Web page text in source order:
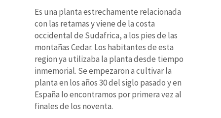
Es una planta estrechamente relacionada
con las retamas y viene de la costa
occidental de Sudafrica, a los pies de las
montañas Cedar. Los habitantes de esta
region ya utilizaba la planta desde tiempo
inmemorial. Se empezaron a cultivar la
planta en los años 30 del siglo pasado y en
España lo encontramos por primera vez al
finales de los noventa.